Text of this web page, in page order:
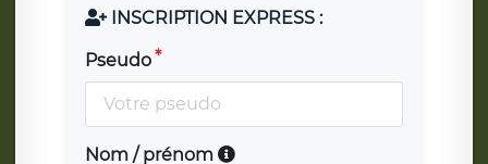
INSCRIPTION EXPRESS :
Pseudo
Nom / prénom